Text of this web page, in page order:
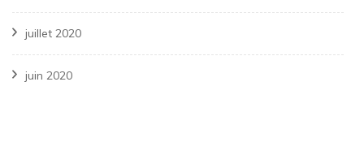
juillet 2020
juin 2020